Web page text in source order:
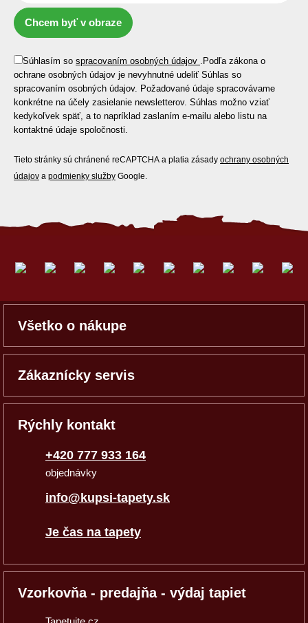
Chcem byť v obraze
Súhlasím so spracovaním osobných údajov . Podľa zákona o
ochrane osobných údajov je nevyhnutné udeliť Súhlas so
spracovaním osobných údajov. Požadované údaje spracovávame
konkrétne na účely zasielanie newsletterov. Súhlas možno vziať
kedykoľvek späť, a to napríklad zaslaním e-mailu alebo listu na
kontaktné údaje spoločnosti.
Tieto stránky sú chránené reCAPTCHA a platia zásady ochrany osobných
údajov a podmienky služby Google.
Všetko o nákupe
Zákaznícky servis
Rýchly kontakt
+420 777 933 164
objednávky
info@kupsi-tapety.sk
Je čas na tapety
Vzorkovňa - predajňa - výdaj tapiet